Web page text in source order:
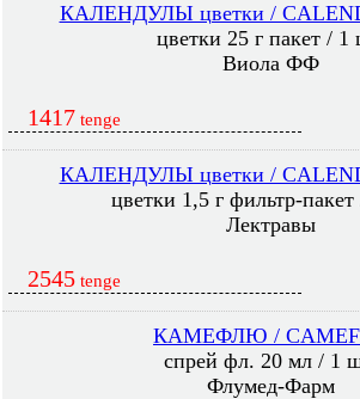
КАЛЕНДУЛЫ цветки /
цветки 25 г пакет / 1
Виола ФФ
1417 tenge
КАЛЕНДУЛЫ цветки /
цветки 1,5 г фильтр-
Лектравы
2545 tenge
КАМЕФЛЮ /
спрей фл. 20 мл / 1
Флумед-Фарм